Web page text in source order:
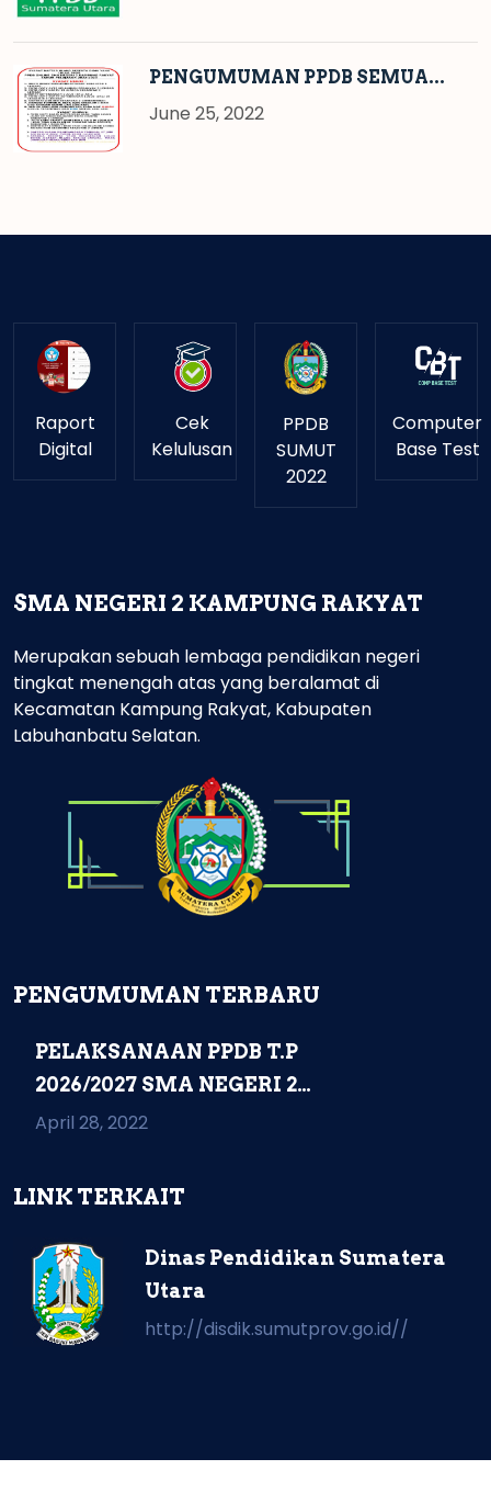
PENGUMUMAN PPDB SEMUA...
June 25, 2022
Raport
Digital
Cek
Kelulusan
PPDB
SUMUT
2022
Computer
Base Test
SMA NEGERI 2 KAMPUNG RAKYAT
Merupakan sebuah lembaga pendidikan negeri
tingkat menengah atas yang beralamat di
Kecamatan Kampung Rakyat, Kabupaten
Labuhanbatu Selatan.
PENGUMUMAN TERBARU
PELAKSANAAN PPDB T.P
2026/2027 SMA NEGERI 2
KAMPUNG RAKYAT...
April 28, 2022
LINK TERKAIT
Dinas Pendidikan Sumatera
Utara
http://disdik.sumutprov.go.id//